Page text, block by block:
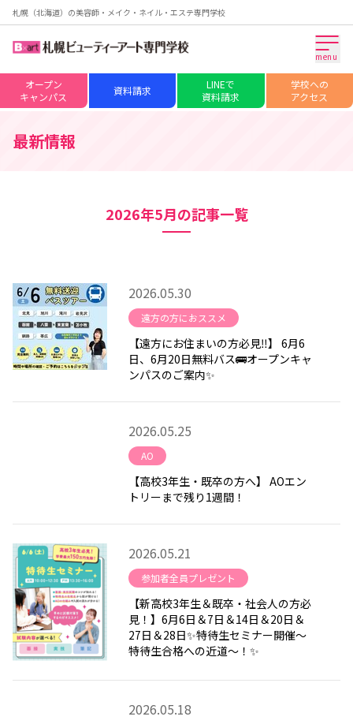
札幌（北海道）の美容師・メイク・ネイル・エステ専門学校
menu
オープン
キャンパス
資料請求
LINEで
資料請求
学校への
アクセス
最新情報
2026年5月の記事一覧
2026.05.30
遠方の方におススメ
【遠方にお住まいの方必見‼】 6月6
日、6月20日無料バス🚌オープンキャ
ンパスのご案内✨
2026.05.25
AO
【高校3年生・既卒の方へ】 AOエン
トリーまで残り1週間！
2026.05.21
参加者全員プレゼント
【新高校3年生＆既卒・社会人の方必
見！】6月6日＆7日＆14日＆20日＆
27日＆28日✨特待生セミナー開催～
特待生合格への近道～！✨
2026.05.18